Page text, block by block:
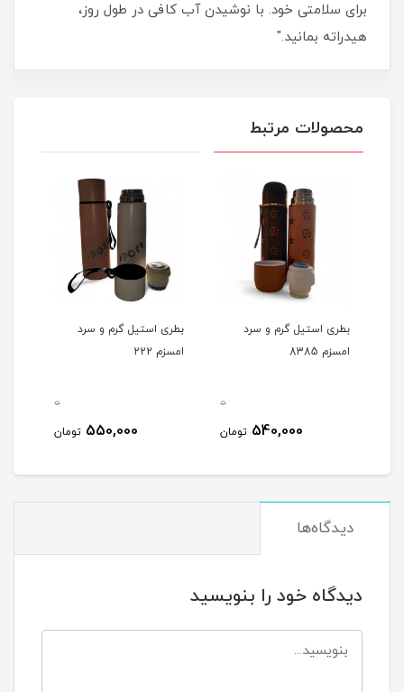
برای سلامتی خود. با نوشیدن آب کافی در طول روز،
هیدراته بمانید."
محصولات مرتبط
بطری استیل گرم و سرد
امسزم 8385
0
540,000 تومان
بطری استیل گرم و سرد
امسزم 222
0
550,000 تومان
دیدگاه‌ها
دیدگاه خود را بنویسید